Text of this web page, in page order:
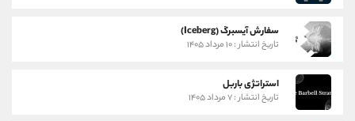
سفارش آیسبرگ (Iceberg)
تاریخ انتشار : ۱۰ مرداد ۱۴۰۵
استراتژی باربل
تاریخ انتشار : ۷ مرداد ۱۴۰۵